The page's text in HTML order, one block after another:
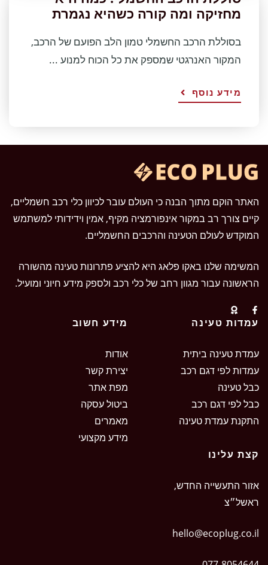
מחזיקה ומה קורה כשהיא נגמרת
בסוללת הרכב החשמלי טמון הלב הפועם של הרכב,
המקור האנרגטי שמספק את כל הכוח למנוע ...
מידע נוסף
האתר הוקם מתוך הבנה כי העולם עובר לכיוון כלי רכב חשמליים,
קיים צורך רב במקור אינפורמציה מקיף, אמין וידידותי למשתמש
המוקדש לעולם הטעינה והרכבים החשמליים.
המשימה שלנו באקו פלאג היא להציע פתרונות טעינה מהשורה
הראשונה עבור מגוון רחב של כלי רכב ולספק מידע חיוני ומועיל.
עמדות טעינה
עמדת טעינה ביתית
עמדות לפי דגם רכב
כבל טעינה
כבל לפי דגם רכב
התקנת עמדת טעינה
מידע חשוב
אודות
יצירת קשר
מפת אתר
ביטול עסקה
מאמרים
מידע מקצועי
קצת עלינו
אזור התעשייה החדש,
ראשל״צ
hello@ecoplug.co.il